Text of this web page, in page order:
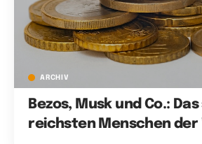
ARCHIV
Bezos, Musk und Co.: Das
reichsten Menschen der